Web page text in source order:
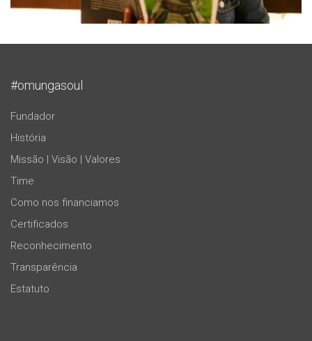
#omungasoul
Fundador
História
Missão | Visão | Valores
Time
Como nos financiamos
Certificados
Reconhecimento
Transparência
Estatuto